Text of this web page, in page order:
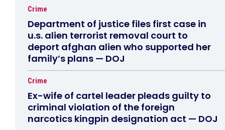
Crime
Department of justice files first case in
u.s. alien terrorist removal court to
deport afghan alien who supported her
family’s plans — DOJ
Crime
Ex-wife of cartel leader pleads guilty to
criminal violation of the foreign
narcotics kingpin designation act — DOJ